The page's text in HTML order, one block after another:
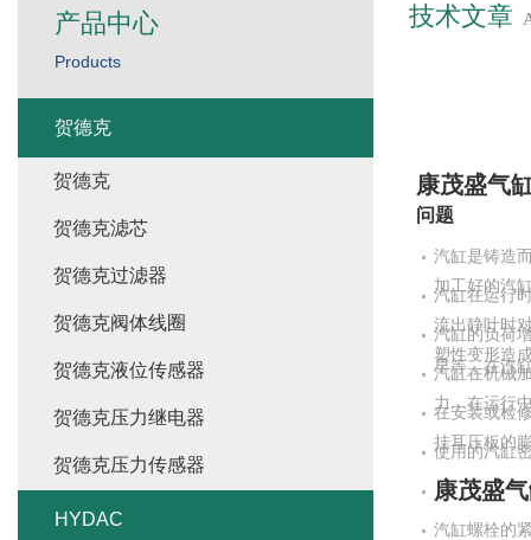
技术文章
康茂盛气
问题
汽缸是铸造
加工好的汽
汽缸在运行
流出静叶时
塑性变形造
汽缸的负荷
早等，在汽
汽缸在机械
力，在运行
在安装或检
挂耳压板的
使用的汽缸
康茂盛
汽缸螺栓的
产品中心
Products
贺德克
贺德克
贺德克滤芯
贺德克过滤器
贺德克阀体线圈
贺德克液位传感器
贺德克压力继电器
贺德克压力传感器
HYDAC